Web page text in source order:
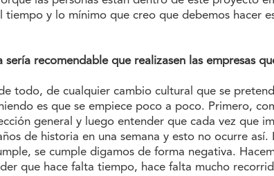
y lo mínimo que creo que debemos hacer
recomendable que realizasen las empresas
todo, de cualquier cambio cultural que se
es que se empiece poco a poco. Primero,
general y luego entender que cada vez que
de historia en una semana y esto no ocurre
se cumple digamos de forma negativa.
que hace falta tiempo, hace falta mucho